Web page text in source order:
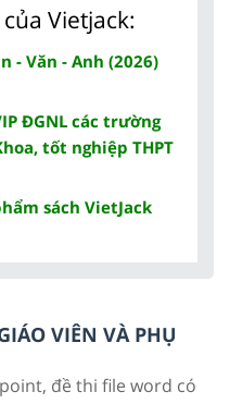
Vietjack:
- Văn - Anh (2026)
ĐGNL các trường
tốt nghiệp THPT
sách VietJack
VIÊN VÀ PHỤ
đề thi file word có